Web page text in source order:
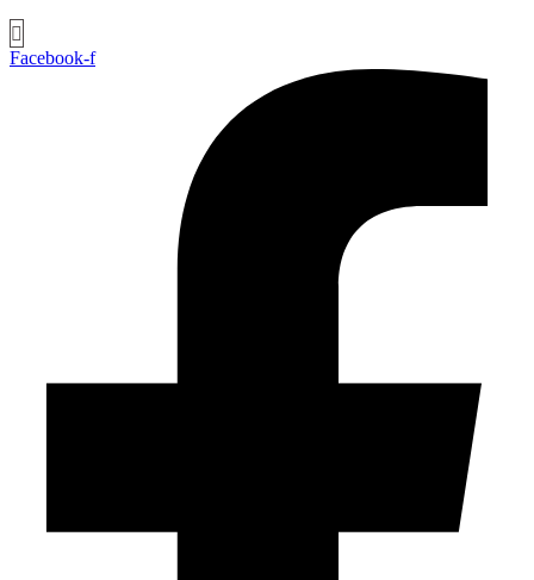
Facebook-f